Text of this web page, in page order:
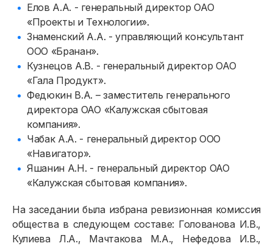
Елов А.А. - генеральный директор ОАО
«Проекты и Технологии».
Знаменский А.А. - управляющий консультант
ООО «Бранан».
Кузнецов А.В. - генеральный директор ОАО
«Гала Продукт».
Федюкин В.А. – заместитель генерального
директора ОАО «Калужская сбытовая
компания».
Чабак А.А. - генеральный директор ООО
«Навигатор».
Яшанин А.Н. - генеральный директор ОАО
«Калужская сбытовая компания».
На заседании была избрана ревизионная комиссия
общества в следующем составе: Голованова И.В.,
Кулиева Л.А., Мачтакова М.А., Нефедова И.В.,
Договор энергоснабжения